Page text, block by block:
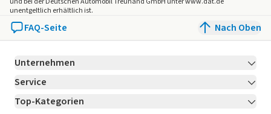
unentgeltlich erhältlich ist.
FAQ-Seite Nach Oben
Unternehmen
Über LeasingMarkt.de
Karriere Jetzt bewerben!
Service
Kontakt
Top-Kategorien